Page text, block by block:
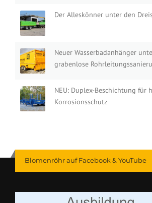
Der Alleskönner unter den
Neuer Wasserbadanhänger
grabenlose
NEU: Duplex-Beschichtung für
Korrosionsschutz
Blomenröhr auf Facebook & YouTube